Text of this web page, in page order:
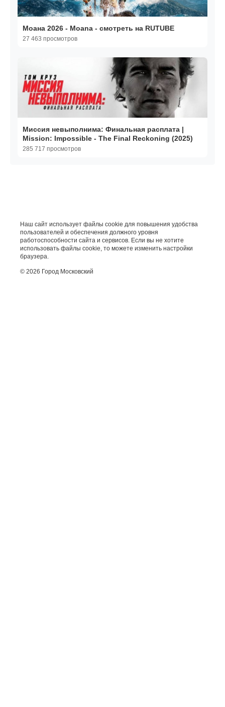
Моана 2026 - Moana - смотреть на RUTUBE
27 463 просмотров
Миссия невыполнима: Финальная расплата |
Mission: Impossible - The Final Reckoning (2025)
285 717 просмотров
Наш сайт использует файлы cookie для повышения удобства
пользователей и обеспечения должного уровня
работоспособности сайта и сервисов. Если вы не хотите
использовать файлы cookie, то можете изменить настройки
браузера.
© 2026 Город Московский